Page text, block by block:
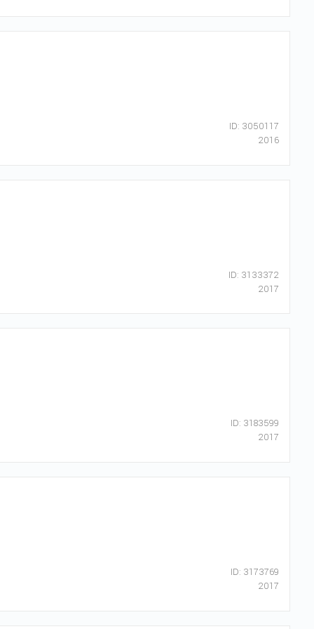
ID: 3050117
2016
ID: 3133372
2017
ID: 3183599
2017
ID: 3173769
2017